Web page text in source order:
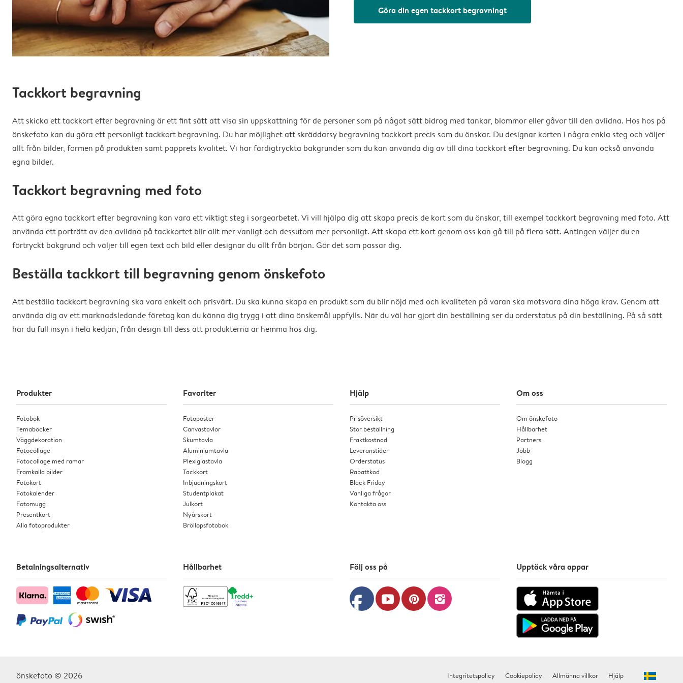
Göra din egen tackkort begravningt
Tackkort begravning
Att skicka ett tackkort efter begravning är ett fint sätt att visa sin uppskattning för de personer som på något sätt bidrog med tankar, blommor eller gåvor till den avlidna. Hos hos på
önskefoto kan du göra ett personligt tackkort begravning. Du har möjlighet att skräddarsy begravning tackkort precis som du önskar. Du designar korten i några enkla steg och väljer
allt från bilder, formen på produkten samt papprets kvalitet. Vi har färdigtryckta bakgrunder som du kan använda dig av till dina tackkort efter begravning. Du kan också använda
egna bilder.
Tackkort begravning med foto
Att göra egna tackkort efter begravning kan vara ett viktigt steg i sorgearbetet. Vi vill hjälpa dig att skapa precis de kort som du önskar, till exempel tackkort begravning med foto. Att
använda ett porträtt av den avlidna på tackkortet blir allt mer vanligt och dessutom mer personligt. Att skapa ett kort genom oss kan gå till på flera sätt. Antingen väljer du en
förtryckt bakgrund och väljer till egen text och bild eller designar du allt från början. Gör det som passar dig.
Beställa tackkort till begravning genom önskefoto
Att beställa tackkort begravning ska vara enkelt och prisvärt. Du ska kunna skapa en produkt som du blir nöjd med och kvaliteten på varan ska motsvara dina höga krav. Genom att
använda dig av ett marknadsledande företag kan du känna dig trygg i att dina önskemål uppfylls. När du väl har gjort din beställning ser du orderstatus på din beställning. På så sätt
har du full insyn i hela kedjan, från design till dess att produkterna är hemma hos dig.
Produkter
Fotobok
Temaböcker
Väggdekoration
Fotocollage
Fotocollage med ramar
Framkalla bilder
Fotokort
Fotokalender
Fotomugg
Presentkort
Alla fotoprodukter
Favoriter
Fotoposter
Canvastavlor
Skumtavla
Aluminiumtavla
Plexiglastavla
Tackkort
Inbjudningskort
Studentplakat
Julkort
Nyårskort
Bröllopsfotobok
Hjälp
Prisöversikt
Stor beställning
Fraktkostnad
Leveranstider
Orderstatus
Rabattkod
Black Friday
Vanliga frågor
Kontakta oss
Om oss
Om önskefoto
Hållbarhet
Partners
Jobb
Blogg
Betalningsalternativ Hållbarhet Följ oss på
facebook youtube pinterest instagram
Upptäck våra appar
önskefoto © 2026 Integritetspolicy Cookiepolicy Allmänna villkor Hjälp